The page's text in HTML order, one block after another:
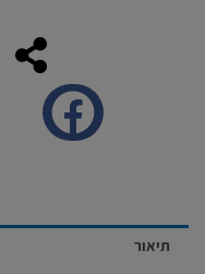
תיאור